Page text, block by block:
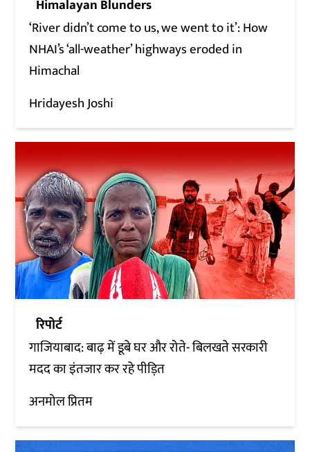
Himalayan Blunders
‘River didn’t come to us, we went to it’: How
NHAI’s ‘all-weather’ highways eroded in
Himachal
Hridayesh Joshi
रिपोर्ट
गाजियाबाद: बाढ़ में डूबे घर और रोते- बिलखते सरकारी
मदद का इंतजार कर रहे पीड़ित
अनमोल प्रितम